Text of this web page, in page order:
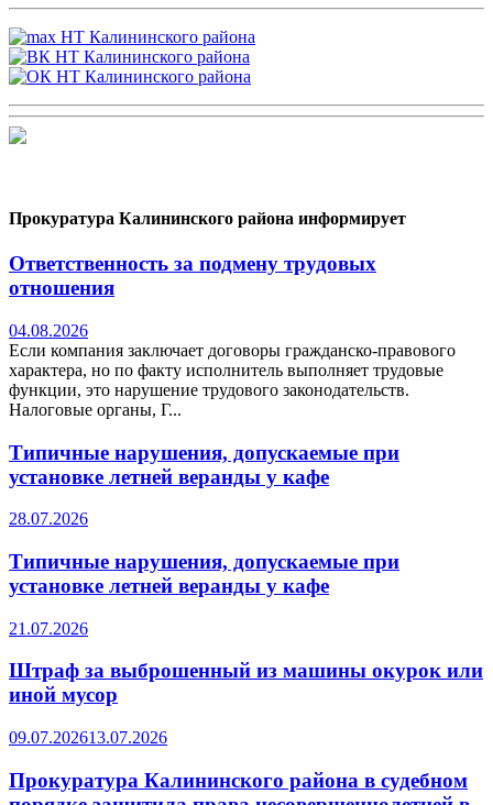
Прокуратура Калининского района информирует
Ответственность за подмену трудовых
отношения
04.08.2026
Если компания заключает договоры гражданско-правового
характера, но по факту исполнитель выполняет трудовые
функции, это нарушение трудового законодательств.
Налоговые органы, Г...
Типичные нарушения, допускаемые при
установке летней веранды у кафе
28.07.2026
Типичные нарушения, допускаемые при
установке летней веранды у кафе
21.07.2026
Штраф за выброшенный из машины окурок или
иной мусор
09.07.202613.07.2026
Прокуратура Калининского района в судебном